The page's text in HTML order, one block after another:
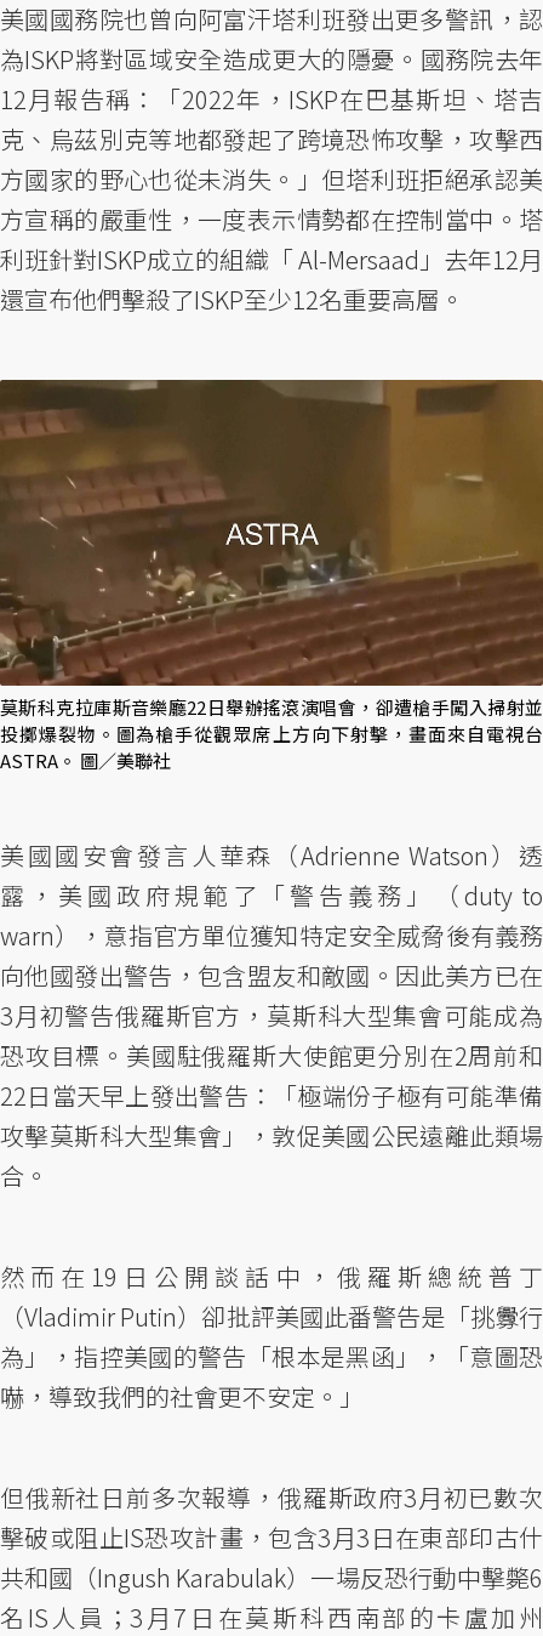
美國國務院也曾向阿富汗塔利班發出更多警訊，認
為ISKP將對區域安全造成更大的隱憂。國務院去年
12月報告稱：「2022年，ISKP在巴基斯坦、塔吉
克、烏茲別克等地都發起了跨境恐怖攻擊，攻擊西
方國家的野心也從未消失。」但塔利班拒絕承認美
方宣稱的嚴重性，一度表示情勢都在控制當中。塔
利班針對ISKP成立的組織「 Al-Mersaad」去年12月
還宣布他們擊殺了ISKP至少12名重要高層。
莫斯科克拉庫斯音樂廳22日舉辦搖滾演唱會，卻遭槍手闖入掃射並
投擲爆裂物。圖為槍手從觀眾席上方向下射擊，畫面來自電視台
ASTRA。 圖／美聯社
美國國安會發言人華森（Adrienne Watson）透
露，美國政府規範了「警告義務」（duty to
warn），意指官方單位獲知特定安全威脅後有義務
向他國發出警告，包含盟友和敵國。因此美方已在
3月初警告俄羅斯官方，莫斯科大型集會可能成為
恐攻目標。美國駐俄羅斯大使館更分別在2周前和
22日當天早上發出警告：「極端份子極有可能準備
攻擊莫斯科大型集會」，敦促美國公民遠離此類場
合。
然而在19日公開談話中，俄羅斯總統普丁
（Vladimir Putin）卻批評美國此番警告是「挑釁行
為」，指控美國的警告「根本是黑函」，「意圖恐
嚇，導致我們的社會更不安定。」
但俄新社日前多次報導，俄羅斯政府3月初已數次
擊破或阻止IS恐攻計畫，包含3月3日在東部印古什
共和國（Ingush Karabulak）一場反恐行動中擊斃6
名IS人員；3月7日在莫斯科西南部的卡盧加州